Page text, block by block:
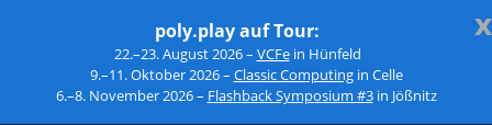
x
poly.play auf Tour:
22.–23. August 2026 – VCFein Hünfeld
9.–11. Oktober 2026 – Classic Computingin Celle
6.–8. November 2026 – Flashback Symposium #3in Jößnitz